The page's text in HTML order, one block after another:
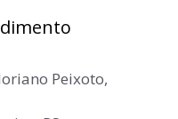
Peixoto,